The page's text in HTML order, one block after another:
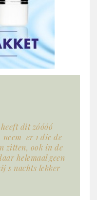
dit zóóóó
er 1 die de
zitten, ook in de
helemaal geen
s nachts lekker